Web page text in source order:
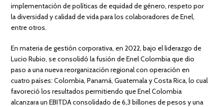
implementación de políticas de equidad de género, respeto por
la diversidad y calidad de vida para los colaboradores de Enel,
entre otros.
En materia de gestión corporativa, en 2022, bajo el liderazgo de
Lucio Rubio, se consolidó la fusión de Enel Colombia que dio
paso a una nueva reorganización regional con operación en
cuatro países: Colombia, Panamá, Guatemala y Costa Rica, lo cual
favoreció los resultados permitiendo que Enel Colombia
alcanzara un EBITDA consolidado de 6,3 billones de pesos y una